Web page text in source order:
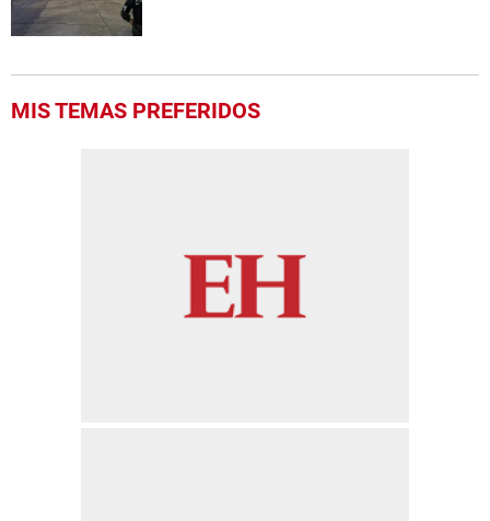
MIS TEMAS PREFERIDOS